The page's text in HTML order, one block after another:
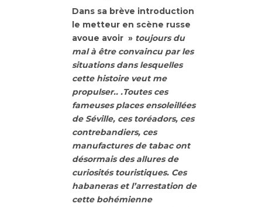
Dans sa brève introduction
le metteur en scène russe
avoue avoir » toujours du
mal à être convaincu par les
situations dans lesquelles
cette histoire veut me
propulser.. .Toutes ces
fameuses places ensoleillées
de Séville, ces toréadors, ces
contrebandiers, ces
manufactures de tabac ont
désormais des allures de
curiosités touristiques. Ces
habaneras et l’arrestation de
cette bohémienne